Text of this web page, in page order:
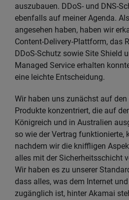
auszubauen. DDoS- und
ebenfalls auf meiner Agenda.
angesehen haben, haben wir
Content-Delivery-Plattform, das
DDoS-Schutz sowie Site Shield
Managed Service erhalten
eine leichte Entscheidung.
Wir haben uns zunächst auf
Produkte konzentriert, die auf
Königreich und in Australien
so wie der Vertrag funktionierte,
nachdem wir die kniffligen
alles mit der Sicherheitsschicht
Wir haben es zu unserer
dass alles, was dem Internet
zugänglich ist, hinter Akamai